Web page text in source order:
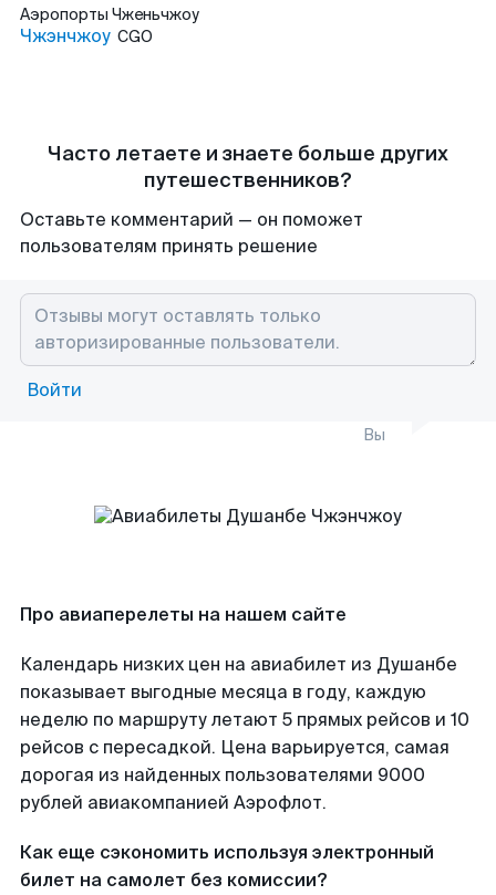
Аэропорты Чженьчжоу
Чжэнчжоу CGO
Часто летаете и знаете больше других
путешественников?
Оставьте комментарий — он поможет
пользователям принять решение
Войти
Вы
Про авиаперелеты на нашем сайте
Календарь низких цен на авиабилет из Душанбе
показывает выгодные месяца в году, каждую
неделю по маршруту летают 5 прямых рейсов и 10
рейсов с пересадкой. Цена варьируется, самая
дорогая из найденных пользователями 9000
рублей авиакомпанией Аэрофлот.
Как еще сэкономить используя электронный
билет на самолет без комиссии?